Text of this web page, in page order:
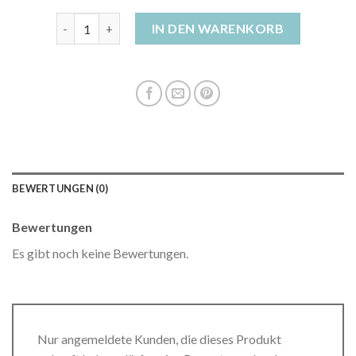
IN DEN WARENKORB
BEWERTUNGEN (0)
Bewertungen
Es gibt noch keine Bewertungen.
Nur angemeldete Kunden, die dieses Produkt